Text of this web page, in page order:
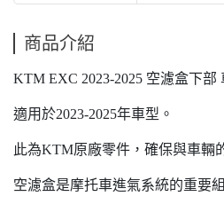
商品介紹
KTM EXC 2023-2025 空濾盒下部
適用於2023-2025年車型。
此為KTM原廠零件，確保與車輛
空濾盒是摩托車進氣系統的重要